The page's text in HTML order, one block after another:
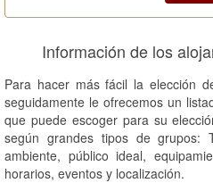
Información de los
Para hacer más fácil la elección
seguidamente le ofrecemos un
que puede escoger para su
según grandes tipos de grupos:
ambiente, público ideal,
horarios, eventos y localización.